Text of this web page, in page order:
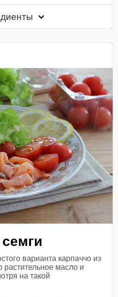
варианта карпаччо из
растительное масло и
на такой